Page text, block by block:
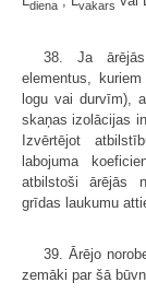
diena vakars
38. Ja ārējās
elementus,
logu vai durvīm),
skaņas izolācijas
Izvērtējot
labojuma
atbilstoši ārējās
grīdas laukumu
39. Ārējo
zemāki par šā